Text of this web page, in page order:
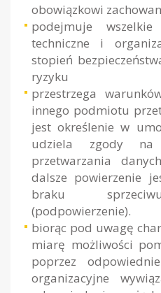
obowiązkowi
podejmuje
techniczne i
stopień
ryzyku
przestrzega
innego podmiotu
jest określenie w
udziela zgody na
przetwarzania
dalsze powierzenie
braku
(podpowierzenie).
biorąc pod uwagę
miarę możliwości
poprzez
organizacyjne